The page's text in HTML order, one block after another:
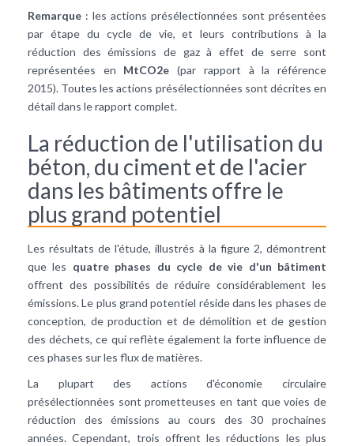
Remarque : les actions présélectionnées sont présentées
par étape du cycle de vie, et leurs contributions à la
réduction des émissions de gaz à effet de serre sont
représentées en MtCO2e(par rapport à la référence
2015). Toutes les actions présélectionnées sont décrites en
détail dans le rapport complet.
La réduction de l'utilisation du
béton, du ciment et de l'acier
dans les bâtiments offre le
plus grand potentiel
Les résultats de l'étude, illustrés à la figure 2, démontrent
que les quatre phases du cycle de vie d'un bâtiment
offrent des possibilités de réduire considérablement les
émissions. Le plus grand potentiel réside dans les phases de
conception, de production et de démolition et de gestion
des déchets, ce qui reflète également la forte influence de
ces phases sur les flux de matières.
La plupart des actions d'économie circulaire
présélectionnées sont prometteuses en tant que voies de
réduction des émissions au cours des 30 prochaines
années. Cependant, trois offrent les réductions les plus